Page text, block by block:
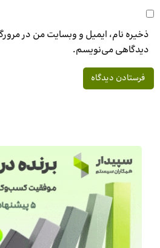
ذخیره نام، ایمیل و وبسایت من در
دیدگاهی می‌نویسم.